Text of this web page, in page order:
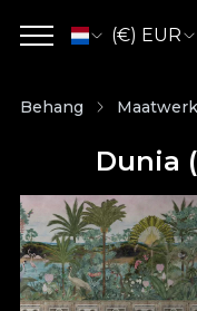
(€) EUR
Behang
Dunia